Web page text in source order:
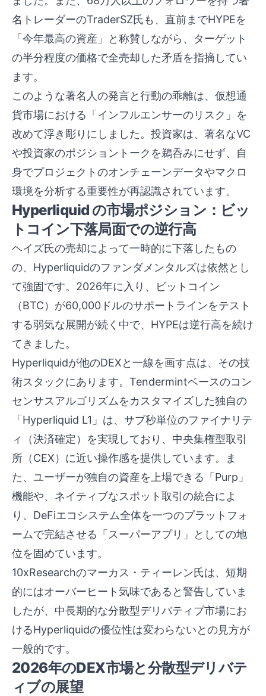
名トレーダーのTraderSZ氏も、直前までHYPEを
「今年最高の資産」と称賛しながら、ターゲット
の半分程度の価格で全売却した矛盾を指摘してい
ます。
このような著名人の発言と行動の乖離は、仮想通
貨市場における「インフルエンサーのリスク」を
改めて浮き彫りにしました。投資家は、著名なVC
や投資家のポジショントークを鵜呑みにせず、自
身でプロジェクトのオンチェーンデータやマクロ
環境を分析する重要性が再認識されています。
Hyperliquid の市場ポジション：ビッ
トコイン下落局面での逆行高
ヘイズ氏の売却によって一時的に下落したもの
の、Hyperliquidのファンダメンタルズは依然とし
て強固です。2026年に入り、ビットコイン
（BTC）が60,000ドルのサポートラインをテスト
する弱気な展開が続く中で、HYPEは逆行高を続け
てきました。
Hyperliquidが他のDEXと一線を画す点は、その技
術スタックにあります。Tendermintベースのコン
センサスアルゴリズムをカスタマイズした独自の
「Hyperliquid L1」は、サブ秒単位のファイナリテ
ィ（決済確定）を実現しており、中央集権型取引
所（CEX）に近い操作感を提供しています。ま
た、ユーザーが独自の資産を上場できる「Purp」
機能や、ネイティブなスポット取引の統合によ
り、DeFiエコシステム全体を一つのプラットフォ
ームで完結させる「スーパーアプリ」としての地
位を固めています。
10xResearchのマーカス・ティーレン氏は、短期
的にはオーバーヒート気味であると警告していま
したが、中長期的な分散型デリバティブ市場にお
けるHyperliquidの優位性は変わらないとの見方が
一般的です。
2026年のDEX市場と分散型デリバテ
ィブの展望